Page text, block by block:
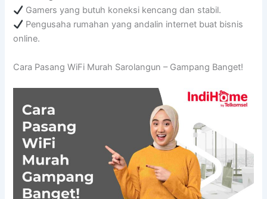
Gamers yang butuh koneksi kencang dan stabil.
Pengusaha rumahan yang andalin internet buat bisnis
online.
Cara Pasang WiFi Murah Sarolangun – Gampang Banget!